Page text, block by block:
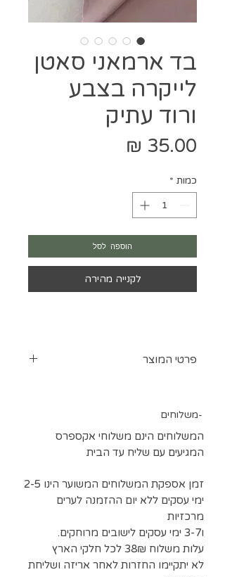
בד ארמאני סאטן
לייקרה בצבע
ורוד עתיק
כמות *
הוספה לסל
לקנייה מהירה
פרטי המוצר
נוספים בתיאום
גובה בד 150 ס"מ
בהזמנה של מוצרים אחרים ניתן לצרף
משלוחים-
המשלוחים הינם משלוחי אקספרס
המגיעים עם שליח עד הבית
זמן אספקת המשלוחים המשוער הינו 2-5
ימי עסקים ללא יום ההזמנה לערים
מרכזיות
ו3-7 ימי עסקים לישובים מרוחקים.
עלות משלוח 38₪ לכל חלקי הארץ
לא יתקיימו החזרות לאחר אריזה ושליחת